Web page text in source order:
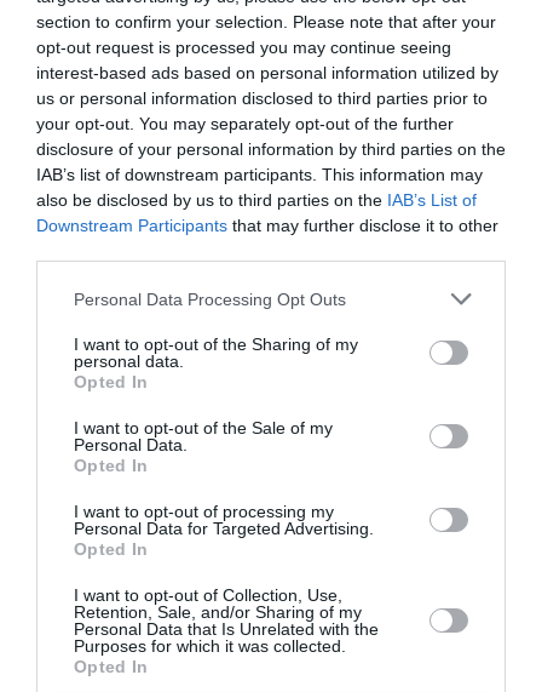
section to confirm your selection. Please note that after your
opt-out request is processed you may continue seeing
interest-based ads based on personal information utilized by
us or personal information disclosed to third parties prior to
your opt-out. You may separately opt-out of the further
disclosure of your personal information by third parties on the
IAB’s list of downstream participants. This information may
also be disclosed by us to third parties on the IAB’s List of
Downstream Participants that may further disclose it to other
Personal Data Processing Opt Outs
I want to opt-out of the Sharing of my
personal data.
Opted In
I want to opt-out of the Sale of my
Personal Data.
Opted In
I want to opt-out of processing my
Personal Data for Targeted Advertising.
Opted In
I want to opt-out of Collection, Use,
Retention, Sale, and/or Sharing of my
Personal Data that Is Unrelated with the
Purposes for which it was collected.
Opted In
maintenant comment
mieux protéger mes
enfants. Je remercie le
projet de nous avoir
aidés au moment où
nous en avions le plus
besoin.
Sur le terrain : le rôle
sociaux
un travail de proximité essentiel
:
visites régulières à domicile
construction d’une relation de